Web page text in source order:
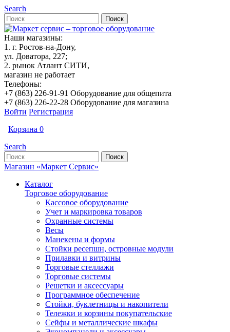
Search
Наши магазины:
1. г. Ростов-на-Дону,
ул. Доватора, 227;
2. рынок Атлант СИТИ,
магазин не работает
Телефоны:
+7 (863) 226-91-91 Оборудование для общепита
+7 (863) 226-22-28 Оборудование для магазина
Войти Регистрация
Корзина 0
Search
Магазин «Маркет Сервис»
Каталог
Торговое оборудование
Кассовое оборудование
Учет и маркировка товаров
Охранные системы
Весы
Манекены и формы
Стойки ресепшн, островные модули
Прилавки и витрины
Торговые стеллажи
Торговые системы
Решетки и аксессуары
Программное обеспечение
Стойки, буклетницы и накопители
Тележки и корзины покупательские
Сейфы и металлические шкафы